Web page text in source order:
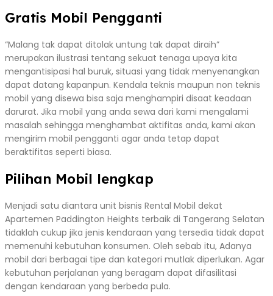
Gratis Mobil Pengganti
“Malang tak dapat ditolak untung tak dapat diraih”
merupakan ilustrasi tentang sekuat tenaga upaya kita
mengantisipasi hal buruk, situasi yang tidak menyenangkan
dapat datang kapanpun. Kendala teknis maupun non teknis
mobil yang disewa bisa saja menghampiri disaat keadaan
darurat. Jika mobil yang anda sewa dari kami mengalami
masalah sehingga menghambat aktifitas anda, kami akan
mengirim mobil pengganti agar anda tetap dapat
beraktifitas seperti biasa.
Pilihan Mobil lengkap
Menjadi satu diantara unit bisnis Rental Mobil dekat
Apartemen Paddington Heights terbaik di Tangerang Selatan
tidaklah cukup jika jenis kendaraan yang tersedia tidak dapat
memenuhi kebutuhan konsumen. Oleh sebab itu, Adanya
mobil dari berbagai tipe dan kategori mutlak diperlukan. Agar
kebutuhan perjalanan yang beragam dapat difasilitasi
dengan kendaraan yang berbeda pula.